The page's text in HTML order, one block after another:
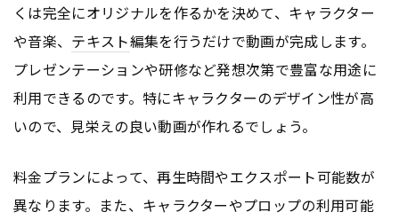
くは完全にオリジナルを作るかを決めて、キャラクター
や音楽、 テキスト編集を行うだけで動画が完成します。
プレゼンテーションや研修など発想次第で豊富な用途に
利用できるのです。特にキャラクターのデザイン性が高
いので、見栄えの良い動画が作れるでしょう。
料金プランによって、再生時間やエクスポート可能数が
異なります。また、キャラクターやプロップの利用可能